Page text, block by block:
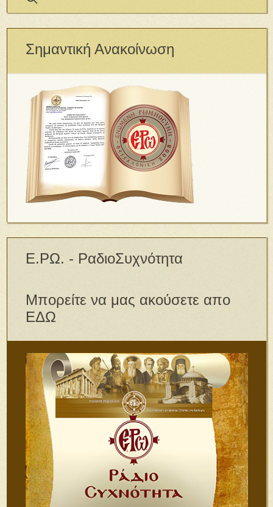
Σημαντική Ανακοίνωση
Ε.ΡΩ. - ΡαδιοΣυχνότητα
Μπορείτε να μας ακούσετε απο
ΕΔΩ